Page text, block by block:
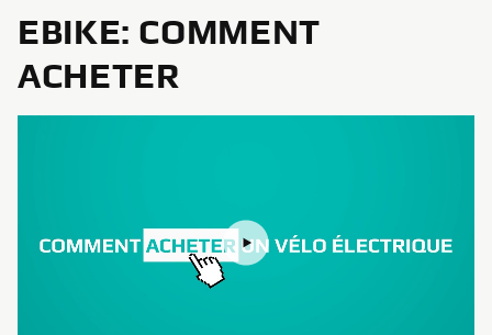
EBIKE: COMMENT
ACHETER